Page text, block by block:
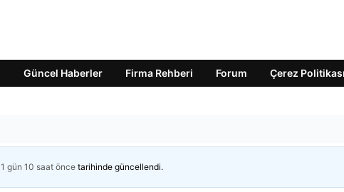
Güncel Haberler Firma Rehberi Forum Çerez Politikası
1 gün 10 saat önce tarihinde güncellendi.